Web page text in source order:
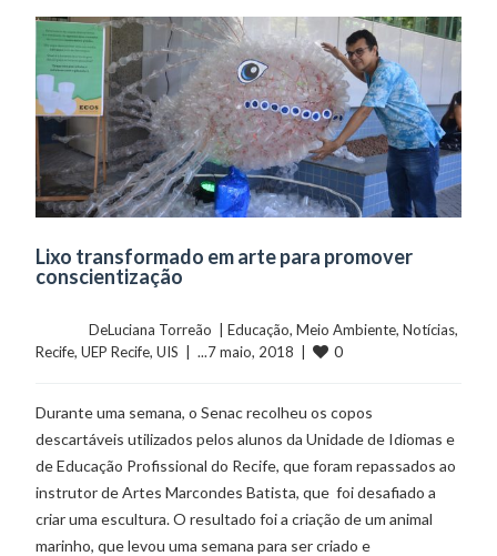
Lixo transformado em arte para promover
conscientização
	    	DeLuciana Torreão  |
Educação, Meio Ambiente, Notícias
Recife, UEP Recife, UIS
  |  ...7 maio, 2018  |
0
Durante uma semana, o Senac recolheu os copos
descartáveis utilizados pelos alunos da Unidade de Idiomas e
de Educação Profissional do Recife, que foram repassados ao
instrutor de Artes Marcondes Batista, que foi desafiado a
criar uma escultura. O resultado foi a criação de um animal
marinho, que levou uma semana para ser criado e